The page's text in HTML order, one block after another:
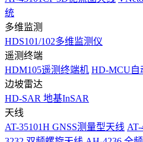
统
多维监测
HDS101/102多维监测仪
遥测终端
HDM105遥测终端机 HD-MCU自
边坡雷达
HD-SAR 地基InSAR
天线
AT-35101H GNSS测量型天线